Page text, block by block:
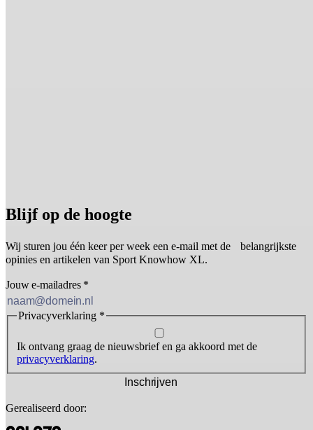
Blijf op de hoogte
Wij sturen jou één keer per week een e-mail met de belangrijkste
opinies en artikelen van Sport Knowhow XL.
Jouw e-mailadres *
Privacyverklaring *
Ik ontvang graag de nieuwsbrief en ga akkoord met de
privacyverklaring.
Inschrijven
Gerealiseerd door: